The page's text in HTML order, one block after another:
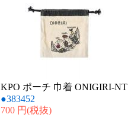
KPO ポーチ 巾着 ONIGIRI-NT
●383452
700 円(税抜)